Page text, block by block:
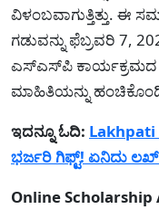
ವಿಳಂಬವಾಗುತ್ತಿತ್ತು. ಈ
ಗಡುವನ್ನು ಫೆಬ್ರವರಿ 7,
ಎಸ್‌ಎಸ್‌ಪಿ ಕಾರ್ಯಕ್ರಮದ
ಮಾಹಿತಿಯನ್ನು
ಇದನ್ನೂ ಓದಿ:
ಭರ್ಜರಿ ಗಿಫ್ಟ್! ಏನಿದು
Online